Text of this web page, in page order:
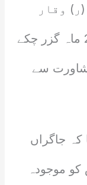
وقار
احمد نور نے کہا کہ ہمارے 21 ماہ گزر چکے
سے
کہ جاگراں
کو موجودہ